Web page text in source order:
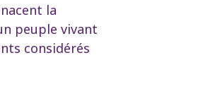
la
peuple vivant
considérés